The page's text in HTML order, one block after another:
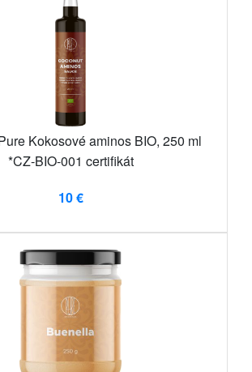
Kokosové aminos BIO, 250 ml
*CZ-BIO-001 certifikát
10 €